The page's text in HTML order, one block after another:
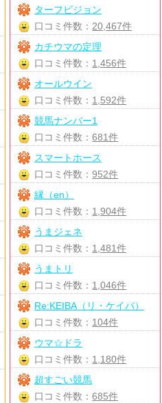
ターフビジョン
口コミ件数： 20,467件
カチウマの定理
口コミ件数： 1,456件
オールウイン
口コミ件数： 1,592件
競馬ナンバー1
口コミ件数：681件
スマートホース
口コミ件数：952件
縁（en）
口コミ件数： 1,904件
うまジェネ
口コミ件数： 1,481件
うまトリ
口コミ件数： 1,046件
Re:KEIBA（リ・ケイバ）
口コミ件数： 104件
ウマ☆ドラ
口コミ件数： 1,180件
超すごい競馬
口コミ件数：685件